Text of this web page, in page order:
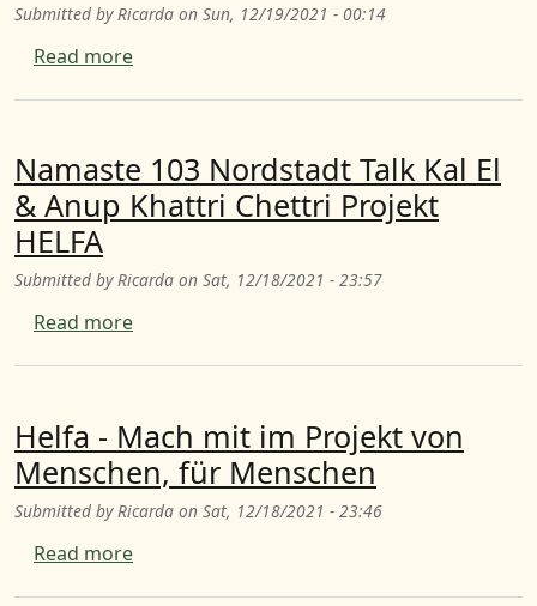
Submitted byRicarda on Sun, 12/19/2021 - 00:14
Read moreabout SpiritParts joins Helfa
Namaste 103 Nordstadt Talk Kal El
& Anup Khattri Chettri Projekt
HELFA
Submitted byRicarda on Sat, 12/18/2021 - 23:57
Read moreabout Namaste 103 Nordstadt Talk Kal El &
Helfa - Mach mit im Projekt von
Menschen, für Menschen
Submitted byRicarda on Sat, 12/18/2021 - 23:46
Read moreabout Helfa - Mach mit im Projekt von